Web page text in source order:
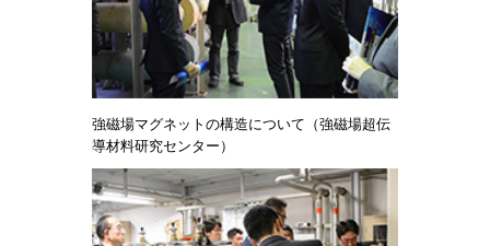
強磁場マグネットの構造について（強磁場超伝
導材料研究センター）